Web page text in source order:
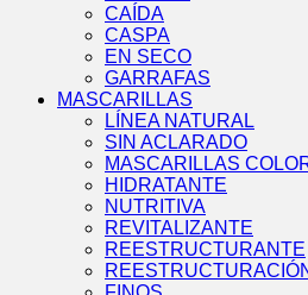
CAÍDA
CASPA
EN SECO
GARRAFAS
MASCARILLAS
LÍNEA NATURAL
SIN ACLARADO
MASCARILLAS
HIDRATANTE
NUTRITIVA
REVITALIZANTE
REESTRUCTURANTE